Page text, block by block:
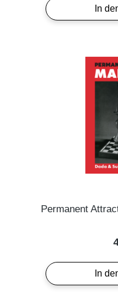
In
Permanent
In